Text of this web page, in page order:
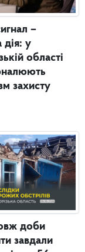
–
дія: у
області
захисту
доби
завдали